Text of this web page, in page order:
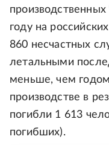
году на
860 несчастных
летальными
меньше, чем
производстве в
погибли 1 613
погибших).